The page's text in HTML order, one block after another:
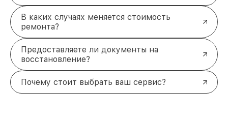
В каких случаях меняется стоимость
ремонта?
Предоставляете ли документы на
восстановление?
Почему стоит выбрать ваш сервис?